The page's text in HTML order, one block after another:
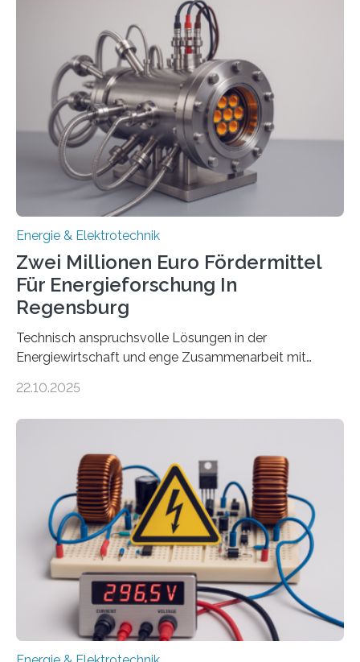
einem „Anschlussstau“. Die Stiftung
Umweltenergierecht hat den Rechtsrahmen in einem
neuen Bericht für die Praxis eingeordnet – inklusive der
Rolle von flexiblen Netzanschlussvereinbarungen. Der
Netzanschluss von Erneuerbare-Energien-Anlagen
(EE-Anlagen) ist entscheidend für die Energiewende.
Denn ohne Anschluss an das Netz kann kein Strom
eingespeist werden. Nach dem Erneuerbare-Energien-
Gesetz (EEG) sind Netzbetreiber…
Energie & Elektrotechnik
Zwei Millionen Euro Fördermittel
Für Energieforschung In
Regensburg
Technisch anspruchsvolle Lösungen in der
Energiewirtschaft und enge Zusammenarbeit mit
neuen EU-geförderten Transfer-Projekte zu
Energietechnologien werden vom Europäischen
Sozialfonds Plus (ESF+) gefördert – mit einer
Gesamtsumme von mehr als zwei Millionen Euro.
Damit zählt die Hochschule zu den großen
Gewinnerinnen der aktuellen Förderrunde des
Bayerischen Wissenschaftsministeriums. Im
Mittelpunkt steht der direkte Wissenstransfer: Neue
wissenschaftliche Erkenntnisse sollen rasch in die
22.10.2025